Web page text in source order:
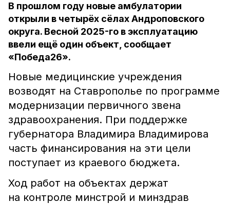
В прошлом году новые амбулатории
открыли в четырёх сёлах Андроповского
округа. Весной 2025-го в эксплуатацию
ввели ещё один объект, сообщает
«Победа26».
Новые медицинские учреждения
возводят на Ставрополье по программе
модернизации первичного звена
здравоохранения. При поддержке
губернатора Владимира Владимирова
часть финансирования на эти цели
поступает из краевого бюджета.
Ход работ на объектах держат
на контроле минстрой и минздрав